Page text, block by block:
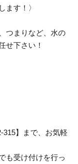
ます！〉
つまりなど、水の
せ下さい！
315】まで、お気軽
も受け付けを行っ